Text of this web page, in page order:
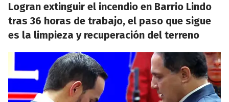
Logran extinguir el incendio en Barrio Lindo
tras 36 horas de trabajo, el paso que sigue
es la limpieza y recuperación del terreno